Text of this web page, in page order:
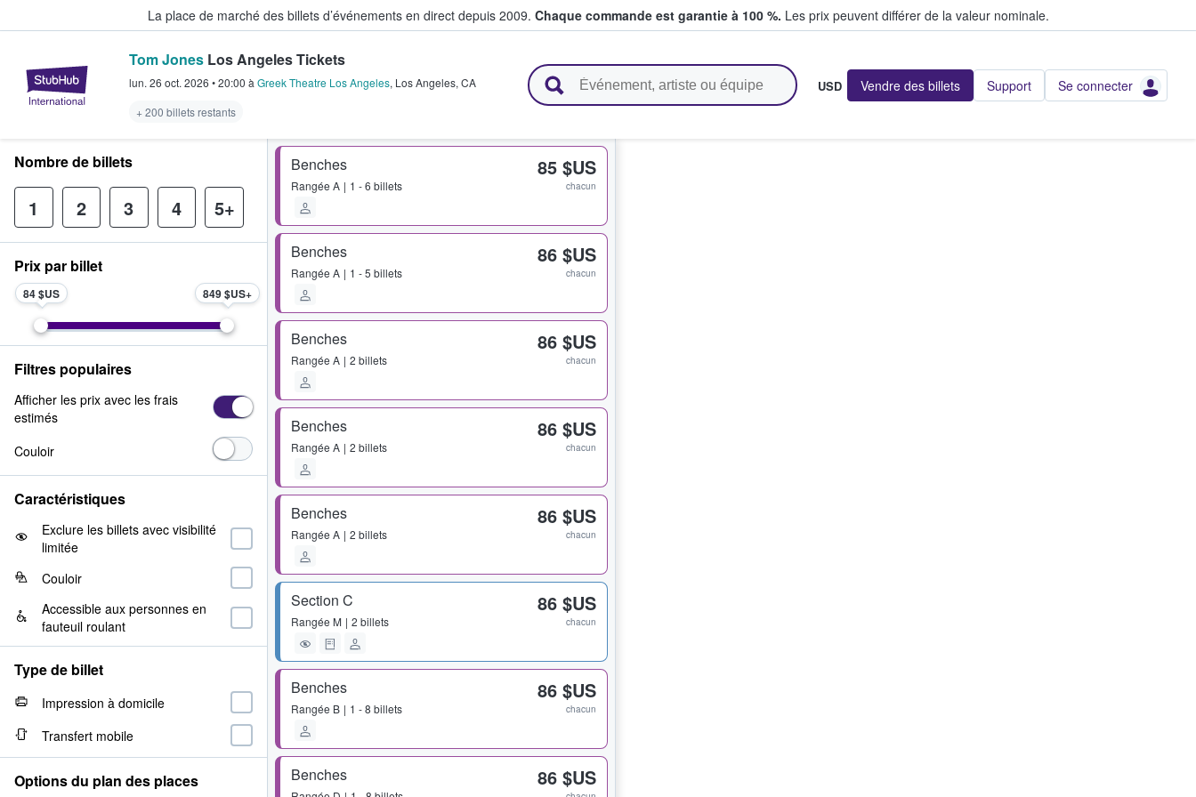
La place de marché des billets d’événements en direct depuis 2009. Chaque commande est garantie à 100 %. Les prix peuvent différer de la valeur nominale.
StubHub - Où les fans achètent et vendent des billets
Tom Jones Los Angeles Tickets
lun. 26 oct. 2026 •20:00 à Greek Theatre Los Angeles, Los Angeles, CA
+ 200 billets restants
USD Vendre des billets Support Se connecter
Benches
Rangée A 1 - 6 billets
85 $US
chacun
Benches
Rangée A 1 - 5 billets
86 $US
chacun
Benches
Rangée A 2 billets
86 $US
chacun
Benches
Rangée A 2 billets
86 $US
chacun
Benches
Rangée A 2 billets
86 $US
chacun
Section C
Rangée M 2 billets
86 $US
chacun
Benches
Rangée B 1 - 8 billets
86 $US
chacun
Benches 86 $US
Nombre de billets
1 2 3 4 5+
Prix par billet
84 $US 849 $US
Filtres populaires
Afficher les prix avec les frais
estimés
Couloir
Caractéristiques
Exclure les billets avec visibilité
limitée
Couloir
Accessible aux personnes en
fauteuil roulant
Type de billet
Impression à domicile
Transfert mobile
Options du plan des places